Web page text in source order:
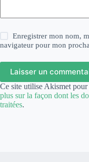
Enregistrer mon nom,
navigateur pour mon
Laisser un
Ce site utilise Akismet
plus sur la façon dont les
traitées.